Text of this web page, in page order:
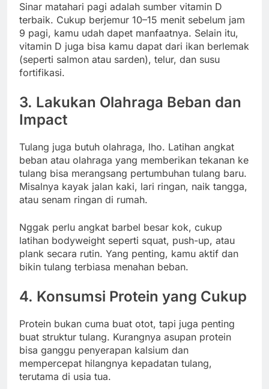
Sinar matahari pagi adalah sumber vitamin D
terbaik. Cukup berjemur 10–15 menit sebelum jam
9 pagi, kamu udah dapet manfaatnya. Selain itu,
vitamin D juga bisa kamu dapat dari ikan berlemak
(seperti salmon atau sarden), telur, dan susu
fortifikasi.
3. Lakukan Olahraga Beban dan
Impact
Tulang juga butuh olahraga, lho. Latihan angkat
beban atau olahraga yang memberikan tekanan ke
tulang bisa merangsang pertumbuhan tulang baru.
Misalnya kayak jalan kaki, lari ringan, naik tangga,
atau senam ringan di rumah.
Nggak perlu angkat barbel besar kok, cukup
latihan bodyweight seperti squat, push-up, atau
plank secara rutin. Yang penting, kamu aktif dan
bikin tulang terbiasa menahan beban.
4. Konsumsi Protein yang Cukup
Protein bukan cuma buat otot, tapi juga penting
buat struktur tulang. Kurangnya asupan protein
bisa ganggu penyerapan kalsium dan
mempercepat hilangnya kepadatan tulang,
terutama di usia tua.